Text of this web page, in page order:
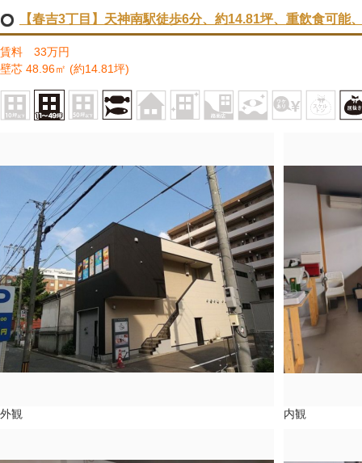
【春吉3丁目】天神南駅徒歩6分、約14.81坪、重飲食可能
賃料 33万円
壁芯 48.96㎡ (約14.81坪)
外観 内観